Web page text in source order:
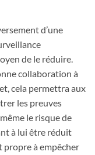
d’une
de le réduire.
collaboration à
cela permettra aux
les preuves
le risque de
à lui être réduit
propre à empêcher